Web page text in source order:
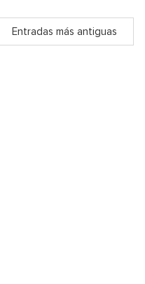
Entradas más antiguas